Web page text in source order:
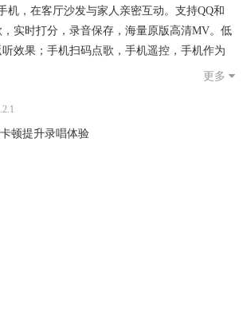
机，在客厅沙发与家人亲密互动。支持QQ和
实时打分，录音保存，海量原版高清MV。低
效果；手机扫码点歌，手机遥控，手机作为
更多
顿提升录唱体验